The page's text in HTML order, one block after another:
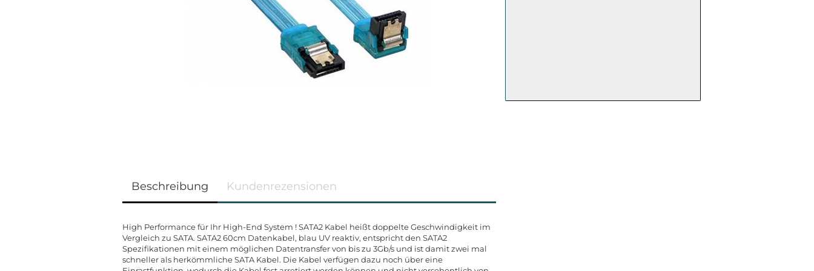
Beschreibung Kundenrezensionen
High Performance für Ihr High-End System ! SATA2 Kabel heißt doppelte Geschwindigkeit im
Vergleich zu SATA. SATA2 60cm Datenkabel, blau UV reaktiv, entspricht den SATA2
Spezifikationen mit einem möglichen Datentransfer von bis zu 3Gb/s und ist damit zwei mal
schneller als herkömmliche SATA Kabel. Die Kabel verfügen dazu noch über eine